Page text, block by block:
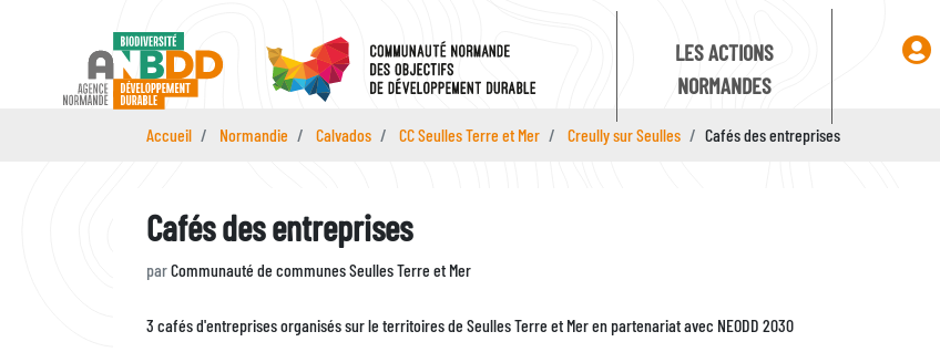
LES ACTIONS
NORMANDES
Accueil Normandie Calvados CC Seulles Terre et Mer Creully sur Seulles Cafés des entreprises
Cafés des entreprises
parCommunauté de communes Seulles Terre et Mer
Description
3 cafés d'entreprises organisés sur le territoires de Seulles Terre et Mer en partenariat avec NEODD 2030